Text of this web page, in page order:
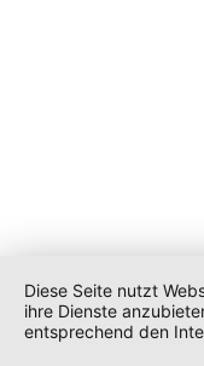
Diese Seite nutzt
ihre Dienste
entsprechend den